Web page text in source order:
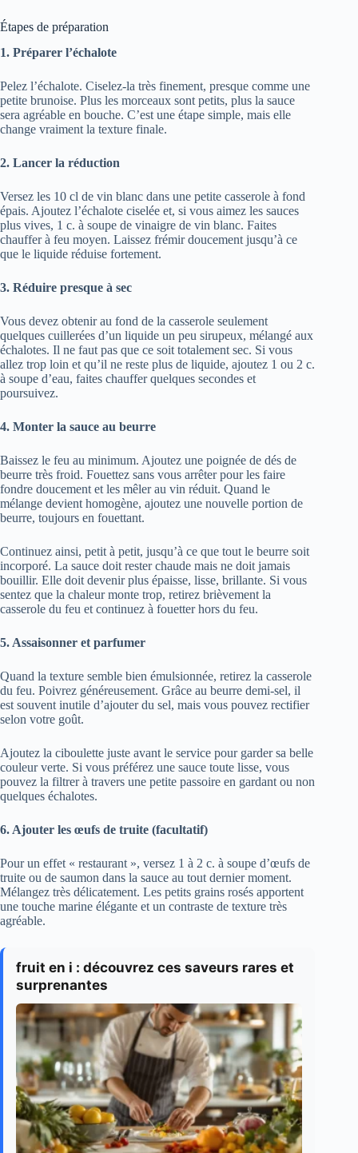
Étapes de préparation
1. Préparer l’échalote
Pelez l’échalote. Ciselez-la très finement, presque comme une
petite brunoise. Plus les morceaux sont petits, plus la sauce
sera agréable en bouche. C’est une étape simple, mais elle
change vraiment la texture finale.
2. Lancer la réduction
Versez les 10 cl de vin blanc dans une petite casserole à fond
épais. Ajoutez l’échalote ciselée et, si vous aimez les sauces
plus vives, 1 c. à soupe de vinaigre de vin blanc. Faites
chauffer à feu moyen. Laissez frémir doucement jusqu’à ce
que le liquide réduise fortement.
3. Réduire presque à sec
Vous devez obtenir au fond de la casserole seulement
quelques cuillerées d’un liquide un peu sirupeux, mélangé aux
échalotes. Il ne faut pas que ce soit totalement sec. Si vous
allez trop loin et qu’il ne reste plus de liquide, ajoutez 1 ou 2 c.
à soupe d’eau, faites chauffer quelques secondes et
poursuivez.
4. Monter la sauce au beurre
Baissez le feu au minimum. Ajoutez une poignée de dés de
beurre très froid. Fouettez sans vous arrêter pour les faire
fondre doucement et les mêler au vin réduit. Quand le
mélange devient homogène, ajoutez une nouvelle portion de
beurre, toujours en fouettant.
Continuez ainsi, petit à petit, jusqu’à ce que tout le beurre soit
incorporé. La sauce doit rester chaude mais ne doit jamais
bouillir. Elle doit devenir plus épaisse, lisse, brillante. Si vous
sentez que la chaleur monte trop, retirez brièvement la
casserole du feu et continuez à fouetter hors du feu.
5. Assaisonner et parfumer
Quand la texture semble bien émulsionnée, retirez la casserole
du feu. Poivrez généreusement. Grâce au beurre demi-sel, il
est souvent inutile d’ajouter du sel, mais vous pouvez rectifier
selon votre goût.
Ajoutez la ciboulette juste avant le service pour garder sa belle
couleur verte. Si vous préférez une sauce toute lisse, vous
pouvez la filtrer à travers une petite passoire en gardant ou non
quelques échalotes.
6. Ajouter les œufs de truite (facultatif)
Pour un effet « restaurant », versez 1 à 2 c. à soupe d’œufs de
truite ou de saumon dans la sauce au tout dernier moment.
Mélangez très délicatement. Les petits grains rosés apportent
une touche marine élégante et un contraste de texture très
agréable.
fruit en i : découvrez ces saveurs rares et
surprenantes